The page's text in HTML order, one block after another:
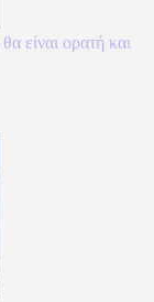
είναι ορατή και